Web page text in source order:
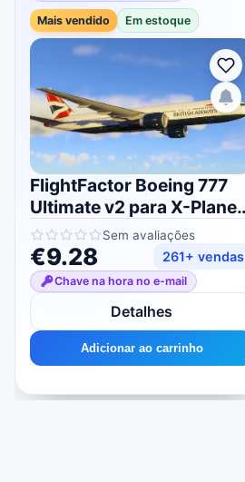
Mais vendido Em estoque
FlightFactor Boeing 777
Ultimate v2 para X-Plane
11/12
Sem avaliações
€9.28 261+ vendas
Chave na hora no e-mail
Detalhes
Adicionar ao carrinho